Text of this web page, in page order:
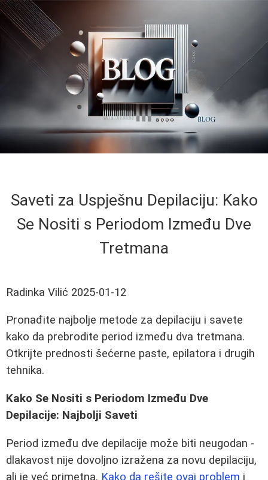
Saveti za Uspješnu Depilaciju: Kako
Se Nositi s Periodom Između Dve
Tretmana
Radinka Vilić 2025-01-12
Pronađite najbolje metode za depilaciju i savete
kako da prebrodite period između dva tretmana.
Otkrijte prednosti šećerne paste, epilatora i drugih
tehnika.
Kako Se Nositi s Periodom Između Dve
Depilacije: Najbolji Saveti
Period između dve depilacije može biti neugodan -
dlakavost nije dovoljno izražena za novu depilaciju,
ali je već primetna. Kako da rešite ovaj problem i